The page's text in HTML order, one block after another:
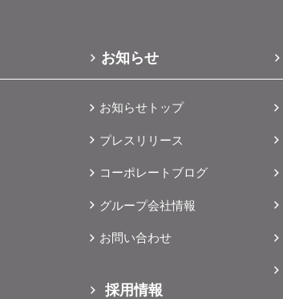
お知らせ
お知らせトップ
プレスリリース
コーポレートブログ
グループ会社情報
お問い合わせ
採用情報